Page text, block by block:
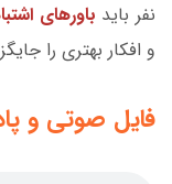
نفر باید باورهای
و افکار بهتری را
فایل صوتی و